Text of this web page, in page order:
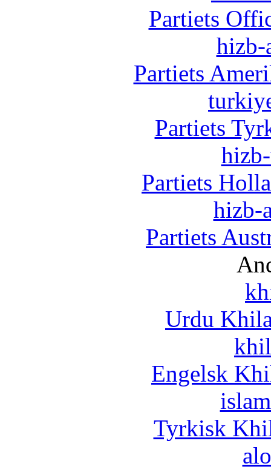
Partiets
hizb-
Partiets
Partiets
Partiets
hizb-
Partiets
Urdu
Engelsk
Tyrkisk